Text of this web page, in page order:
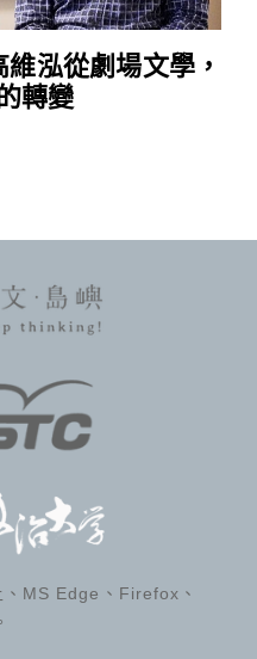
泓從劇場文學，
轉變
MS Edge、Firefox、